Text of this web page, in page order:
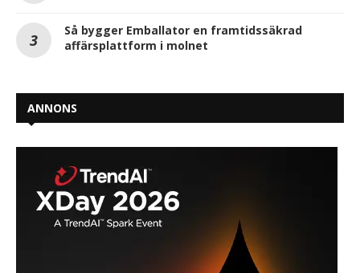
Så bygger Emballator en framtidssäkrad
affärsplattform i molnet
ANNONS